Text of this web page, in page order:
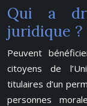
Qui a
juridique ?
Peuvent
citoyens de
titulaires d’un
personnes